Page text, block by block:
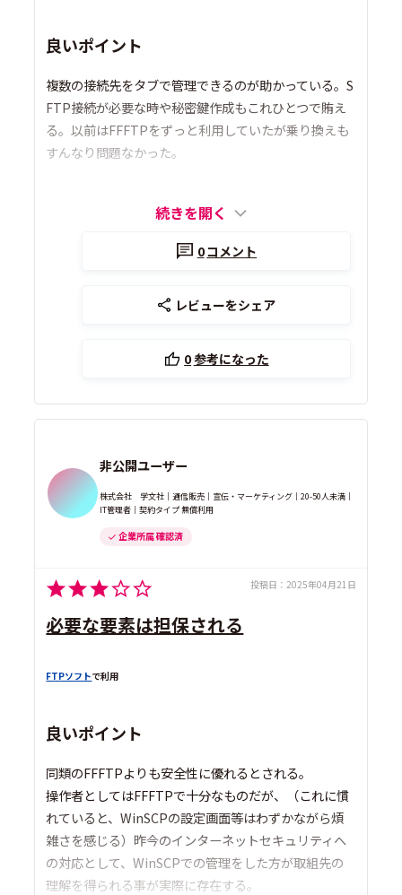
良いポイント
複数の接続先をタブで管理できるのが助かっている。S
FTP接続が必要な時や秘密鍵作成もこれひとつで賄え
る。以前はFFFTPをずっと利用していたが乗り換えも
すんなり問題なかった。
続きを開く
0コメント
レビューをシェア
0参考になった
非公開ユーザー
株式会社 学文社｜通信販売｜宣伝・マーケティング｜20-50人未満｜
IT管理者｜契約タイプ 無償利用
企業所属 確認済
投稿日： 2025年04月21日
必要な要素は担保される
FTPソフトで利用
良いポイント
同類のFFFTPよりも安全性に優れるとされる。
操作者としてはFFFTPで十分なものだが、（これに慣
れていると、WinSCPの設定画面等はわずかながら煩
雑さを感じる）昨今のインターネットセキュリティへ
の対応として、WinSCPでの管理をした方が取組先の
理解を得られる事が実際に存在する。